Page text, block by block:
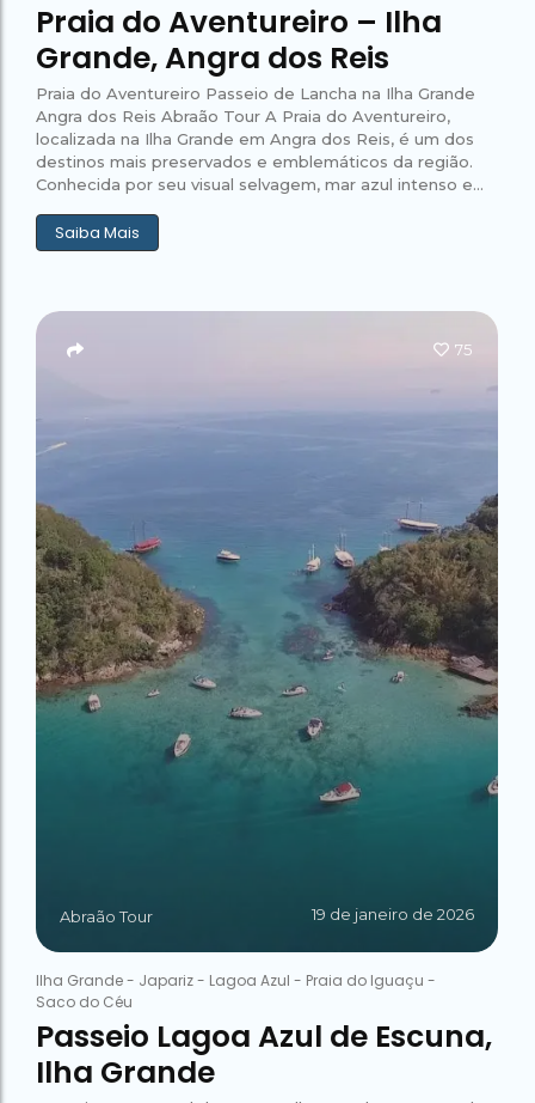
Praia do Aventureiro – Ilha
Grande, Angra dos Reis
Praia do Aventureiro Passeio de Lancha na Ilha Grande
Angra dos Reis Abraão Tour A Praia do Aventureiro,
localizada na Ilha Grande em Angra dos Reis, é um dos
destinos mais preservados e emblemáticos da região.
Conhecida por seu visual selvagem, mar azul intenso e...
Saiba Mais
Abraão Tour 19 de janeiro de 2026
75
Ilha Grande- Japariz- Lagoa Azul - Praia do Iguaçu -
Saco do Céu
Passeio Lagoa Azul de Escuna,
Ilha Grande